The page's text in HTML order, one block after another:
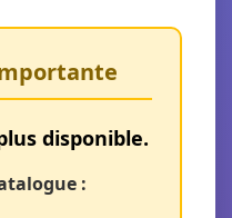
disponible.
: